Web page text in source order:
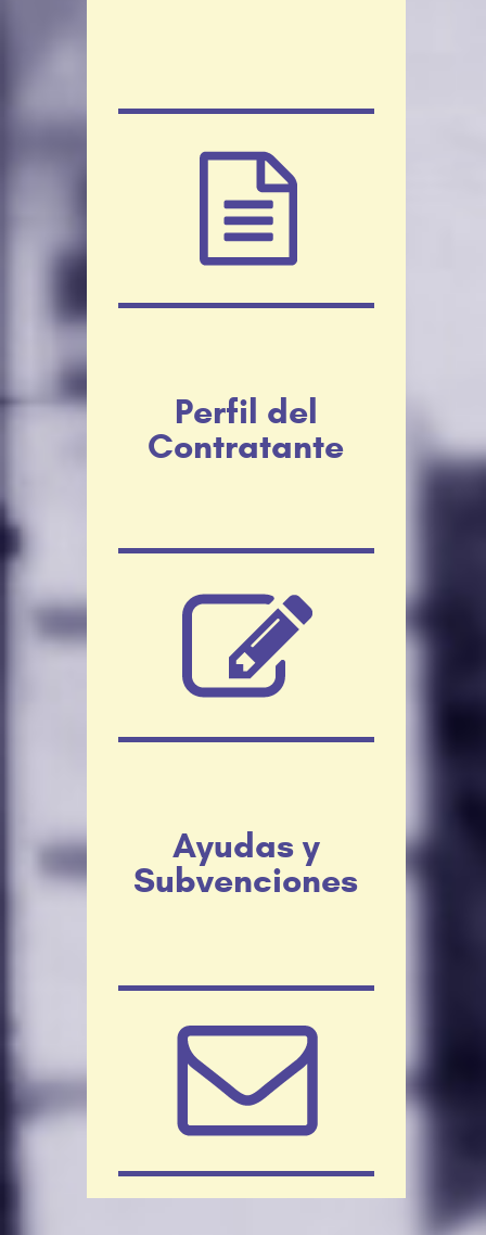
Perfil del
Contratante
Ayudas y
Subvenciones